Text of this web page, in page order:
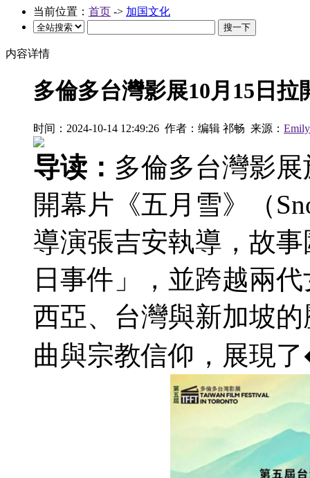
当前位置： 首页 -> 加国文化
内容详情
多倫多台灣影展10月15日
时间：2024-10-14 12:49:26 作者：编辑 祁畅 来源：
导读： 多倫多台灣影
開幕片《五月雪》（
導演張吉安執導，故
日事件」，並跨越兩
西亞、台灣與新加坡
曲與宗教信仰，展現